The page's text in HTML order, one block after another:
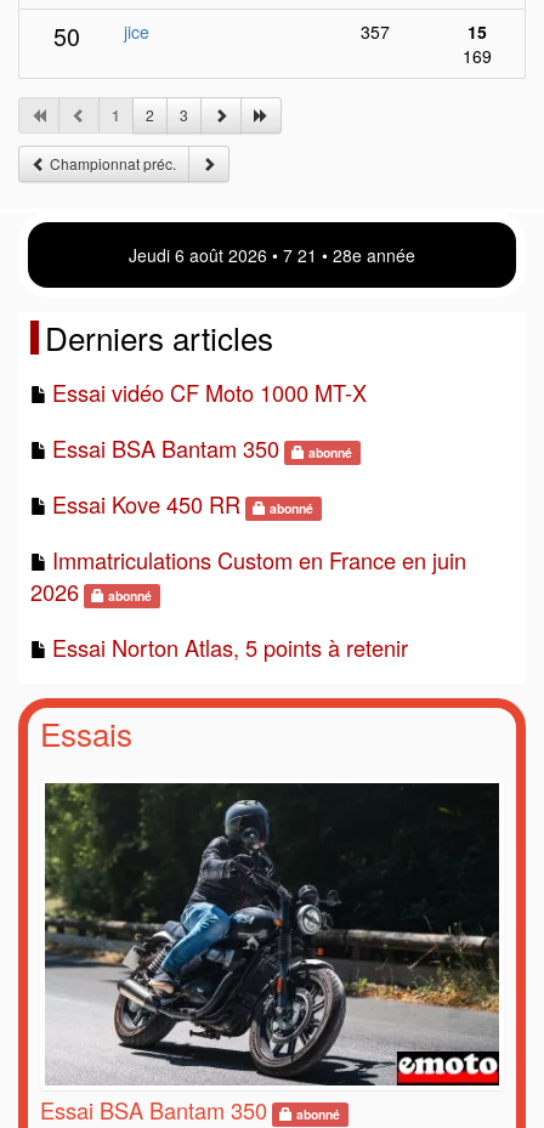
50 jice 357
15
169
1 2 3
Championnat préc.
Jeudi 6 août 2026 • 7:21 • 28e année
Derniers articles
Essai vidéo CF Moto 1000 MT-X
Essai BSA Bantam 350
abonné
Essai Kove 450 RR abonné
Immatriculations Custom en France en juin
2026
abonné
Essai Norton Atlas, 5 points à retenir
Essais
Essai BSA Bantam 350 abonné